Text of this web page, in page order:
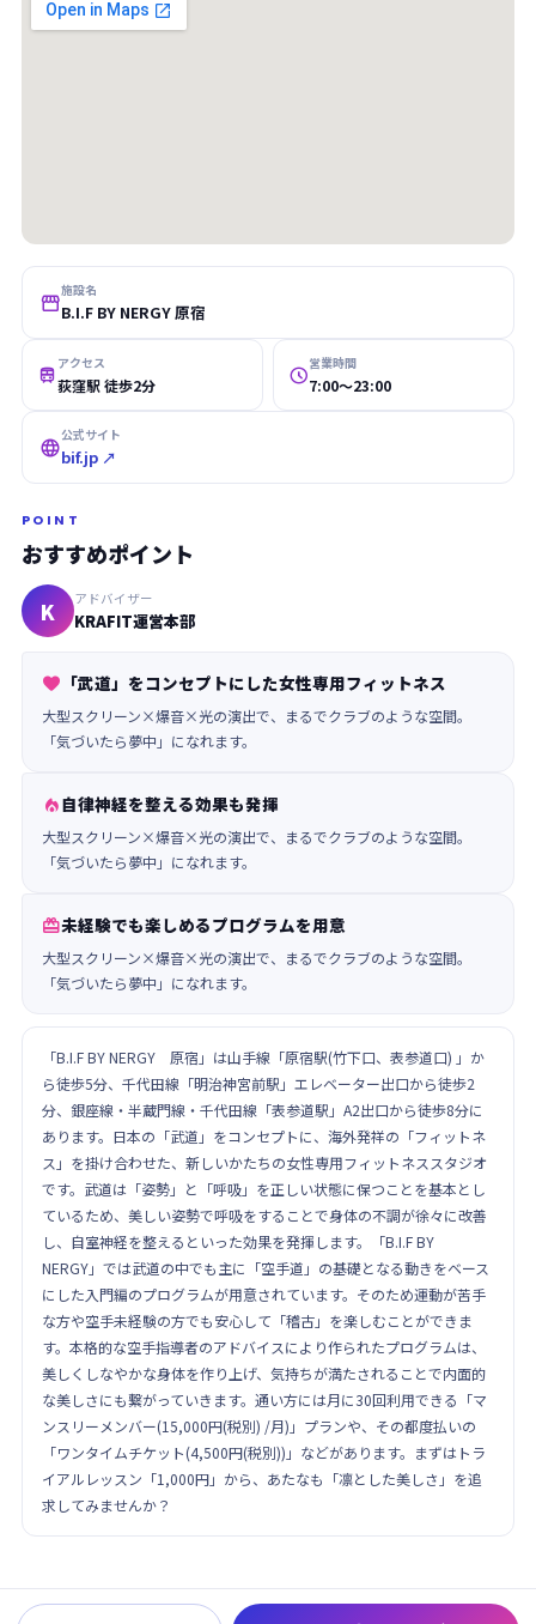
施設名
B.I.F BY NERGY 原宿
 アクセス
荻窪駅 徒歩2分 営業時間
7:00〜23:00
公式サイト
bif.jp ↗
POINT
おすすめポイント
K アドバイザー
KRAFIT運営本部
 「武道」をコンセプトにした女性専用フィットネス
大型スクリーン×爆音×光の演出で、まるでクラブのような空間。
「気づいたら夢中」になれます。
自律神経を整える効果も発揮
大型スクリーン×爆音×光の演出で、まるでクラブのような空間。
「気づいたら夢中」になれます。
未経験でも楽しめるプログラムを用意
大型スクリーン×爆音×光の演出で、まるでクラブのような空間。
「気づいたら夢中」になれます。
「B.I.F BY NERGY 原宿」は山手線「原宿駅(竹下口、表参道口) 」か
ら徒歩5分、千代田線「明治神宮前駅」エレベーター出口から徒歩2
分、銀座線・半蔵門線・千代田線「表参道駅」A2出口から徒歩8分に
あります。日本の「武道」をコンセプトに、海外発祥の「フィットネ
ス」を掛け合わせた、新しいかたちの女性専用フィットネススタジオ
です。武道は「姿勢」と「呼吸」を正しい状態に保つことを基本とし
ているため、美しい姿勢で呼吸をすることで身体の不調が徐々に改善
し、自室神経を整えるといった効果を発揮します。「B.I.F BY
NERGY」では武道の中でも主に「空手道」の基礎となる動きをベース
にした入門編のプログラムが用意されています。そのため運動が苦手
な方や空手未経験の方でも安心して「稽古」を楽しむことができま
す。本格的な空手指導者のアドバイスにより作られたプログラムは、
美しくしなやかな身体を作り上げ、気持ちが満たされることで内面的
な美しさにも繋がっていきます。通い方には月に30回利用できる「マ
ンスリーメンバー(15,000円(税別) /月)」プランや、その都度払いの
「ワンタイムチケット(4,500円(税別))」などがあります。まずはトラ
イアルレッスン「1,000円」から、あたなも「凛とした美しさ」を追
求してみませんか？